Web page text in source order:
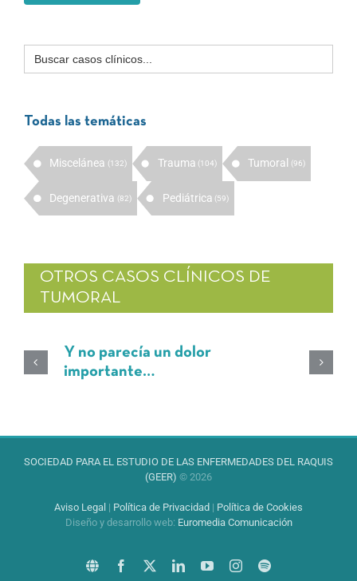
Buscar:
Todas las temáticas
Miscelánea (132) Trauma (104) Tumoral (96)
Degenerativa (82) Pediátrica (59)
OTROS CASOS CLÍNICOS DE
TUMORAL
Y no parecía un dolor
importante…
SOCIEDAD PARA EL ESTUDIO DE LAS ENFERMEDADES DEL RAQUIS
(GEER) © 2026
Aviso Legal | Política de Privacidad | Política de Cookies
Diseño y desarrollo web: Euromedia Comunicación
Sitio
Facebook LinkedInYouTubeInstagramSpotify